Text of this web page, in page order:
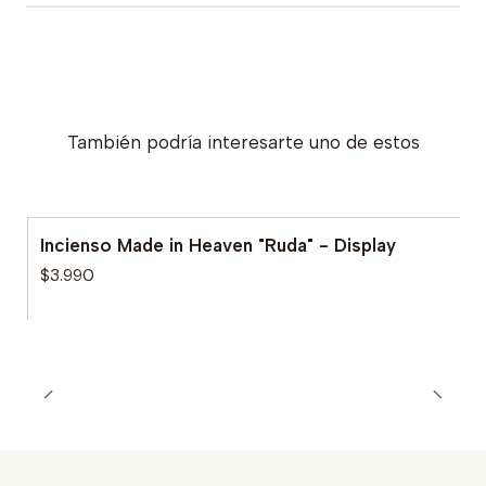
También podría interesarte uno de estos
Incienso Made in Heaven "Ruda" - Display
$3.990